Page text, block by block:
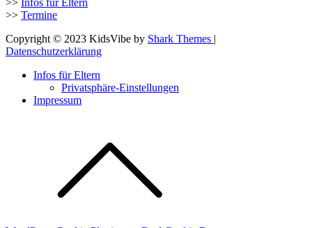
>> Infos für Eltern
>> Termine
Copyright © 2023 KidsVibe by Shark Themes |
Datenschutzerklärung
Infos für Eltern
Privatsphäre-Einstellungen
Impressum